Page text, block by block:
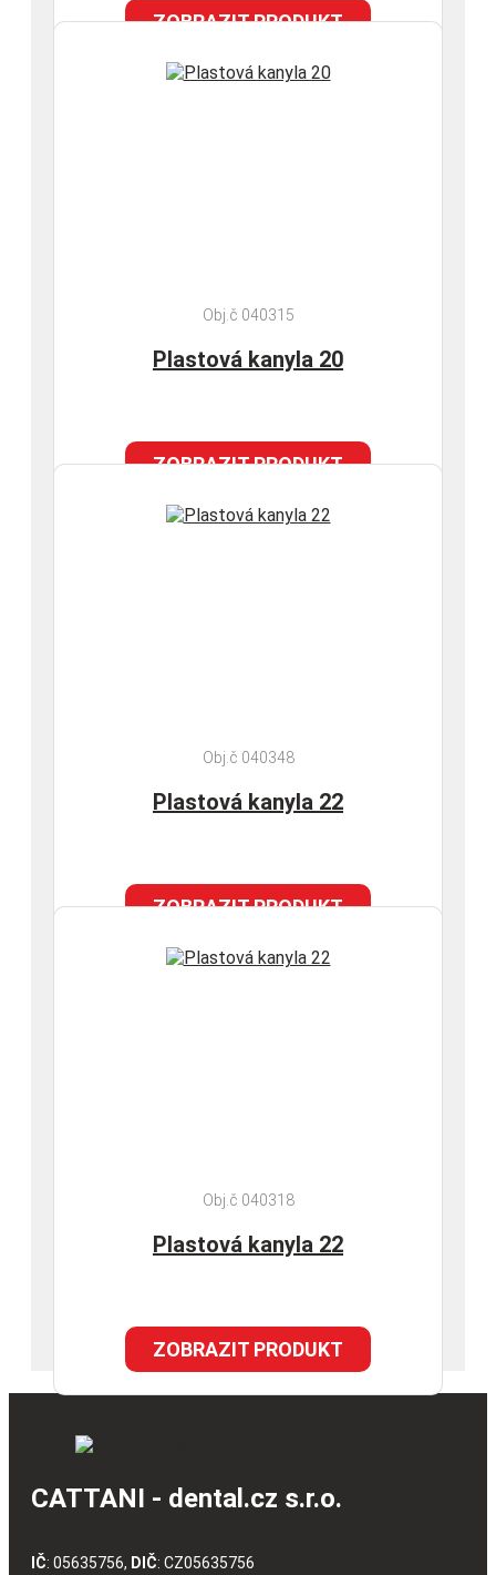
ZOBRAZIT PRODUKT
Obj.č 040315
Plastová kanyla 20
ZOBRAZIT PRODUKT
Obj.č 040348
Plastová kanyla 22
ZOBRAZIT PRODUKT
Obj.č 040318
Plastová kanyla 22
ZOBRAZIT PRODUKT
CATTANI - dental.cz s.r.o.
IČ: 05635756, DIČ: CZ05635756